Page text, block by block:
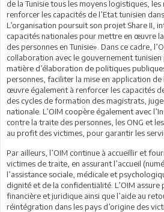
de la Tunisie tous les moyens logistiques,
renforcer les capacités de l’Etat tunisien
L’organisation poursuit son projet Share II,
capacités nationales pour mettre en œuvre
des personnes en Tunisie». Dans ce cadre,
collaboration avec le gouvernement tunisien
matière d’élaboration de politiques
personnes, faciliter la mise en application de
œuvre également à renforcer les capacités
des cycles de formation des magistrats,
nationale. L’OIM coopère également avec
contre la traite des personnes, les ONG et
au profit des victimes, pour garantir les
Par ailleurs, l’OIM continue à accueillir et
victimes de traite, en assurant l’accueil
l’assistance sociale, médicale et
dignité et de la confidentialité. L’OIM assure
financière et juridique ainsi que l’aide au
réintégration dans les pays d’origine des